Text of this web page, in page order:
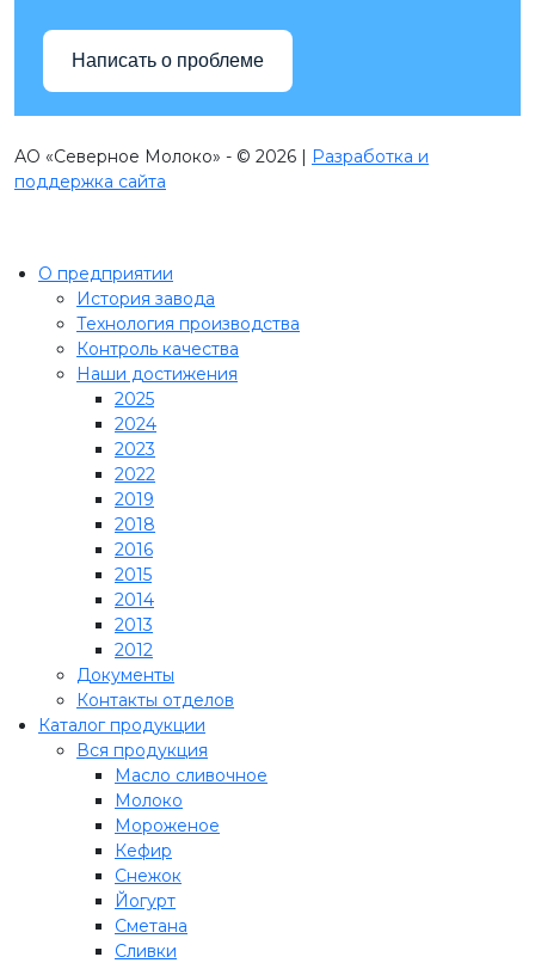
Написать о проблеме
АО «Северное Молоко» - © 2026 | Разработка и
поддержка сайта
О предприятии
История завода
Технология производства
Контроль качества
Наши достижения
2025
2024
2023
2022
2019
2018
2016
2015
2014
2013
2012
Документы
Контакты отделов
Каталог продукции
Вся продукция
Масло сливочное
Молоко
Мороженое
Кефир
Снежок
Йогурт
Сметана
Сливки